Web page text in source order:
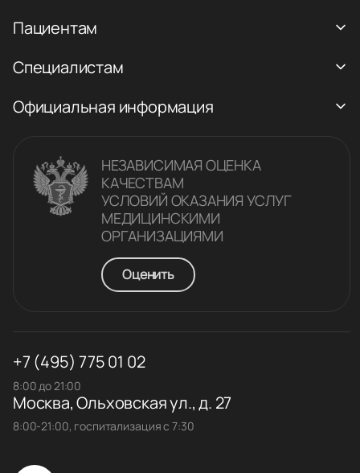
Пациентам
Специалистам
Официальная информация
НЕЗАВИСИМАЯ ОЦЕНКА
КАЧЕСТВАM
УСЛОВИЙ ОКАЗАНИЯ УСЛУГ
МЕДИЦИНСКИМИ
ОРГАНИЗАЦИЯМИ
Оценить
+7 (495) 775 01 02
8:00 до 21:00
Москва, Ольховская ул., д. 27
8:00-21:00, госпитализация с 7:30